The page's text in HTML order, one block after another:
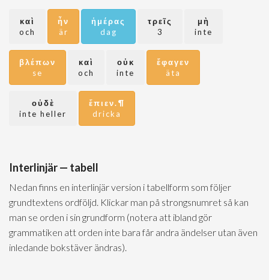
καὶ
och
ἦν
är
ἡμέρας
dag
τρεῖς
3
μὴ
inte
βλέπων
se
καὶ
och
οὐκ
inte
ἔφαγεν
äta
οὐδὲ
inte heller
ἔπιεν.¶
dricka
Interlinjär — tabell
Nedan finns en interlinjär version i tabellform som följer
grundtextens ordföljd. Klickar man på strongsnumret så kan
man se orden i sin grundform (notera att ibland gör
grammatiken att orden inte bara får andra ändelser utan även
inledande bokstäver ändras).